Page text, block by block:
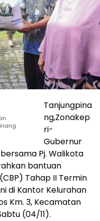
Tanjungpina
ng,Zonakep
ri-
Gubernur
Pj. Walikota
bantuan
Tahap II Termin
di Kantor Kelurahan
Km. 3, Kecamatan
(04/11).